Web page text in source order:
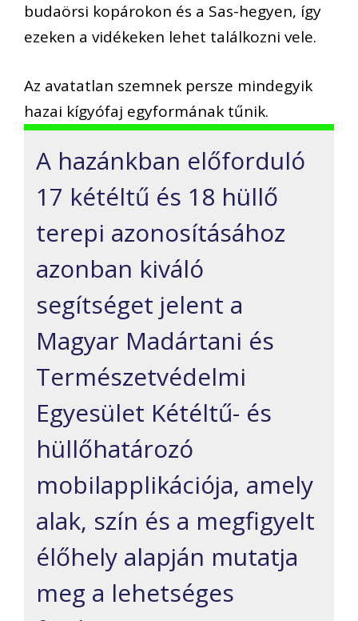
budaörsi kopárokon és a Sas-hegyen, így
ezeken a vidékeken lehet találkozni vele.
Az avatatlan szemnek persze mindegyik
hazai kígyófaj egyformának tűnik.
A hazánkban előforduló
17 kétéltű és 18 hüllő
terepi azonosításához
azonban kiváló
segítséget jelent a
Magyar Madártani és
Természetvédelmi
Egyesület Kétéltű- és
hüllőhatározó
mobilapplikációja, amely
alak, szín és a megfigyelt
élőhely alapján mutatja
meg a lehetséges